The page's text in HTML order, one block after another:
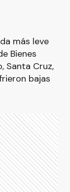
más leve
Bienes
Santa Cruz,
bajas